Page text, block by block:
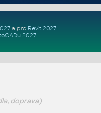
a pro Revit 2027.
2027.
doprava)